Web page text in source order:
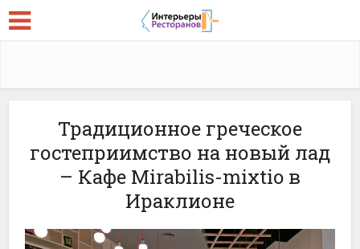
Традиционное греческое
гостеприимство на новый лад
– Кафе Mirabilis-mixtio в
Ираклионе